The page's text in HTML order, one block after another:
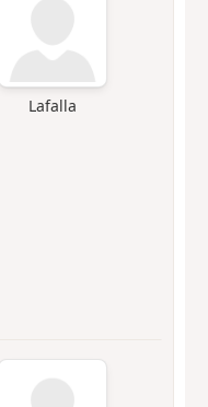
Lafalla